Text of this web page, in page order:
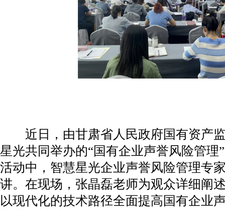
近日，由甘肃省人民政府国有资产监
星光共同举办的“国有企业声誉风险管理
活动中，智慧星光企业声誉风险管理专
讲。在现场，张晶磊老师为观众详细阐
以现代化的技术路径全面提高国有企业